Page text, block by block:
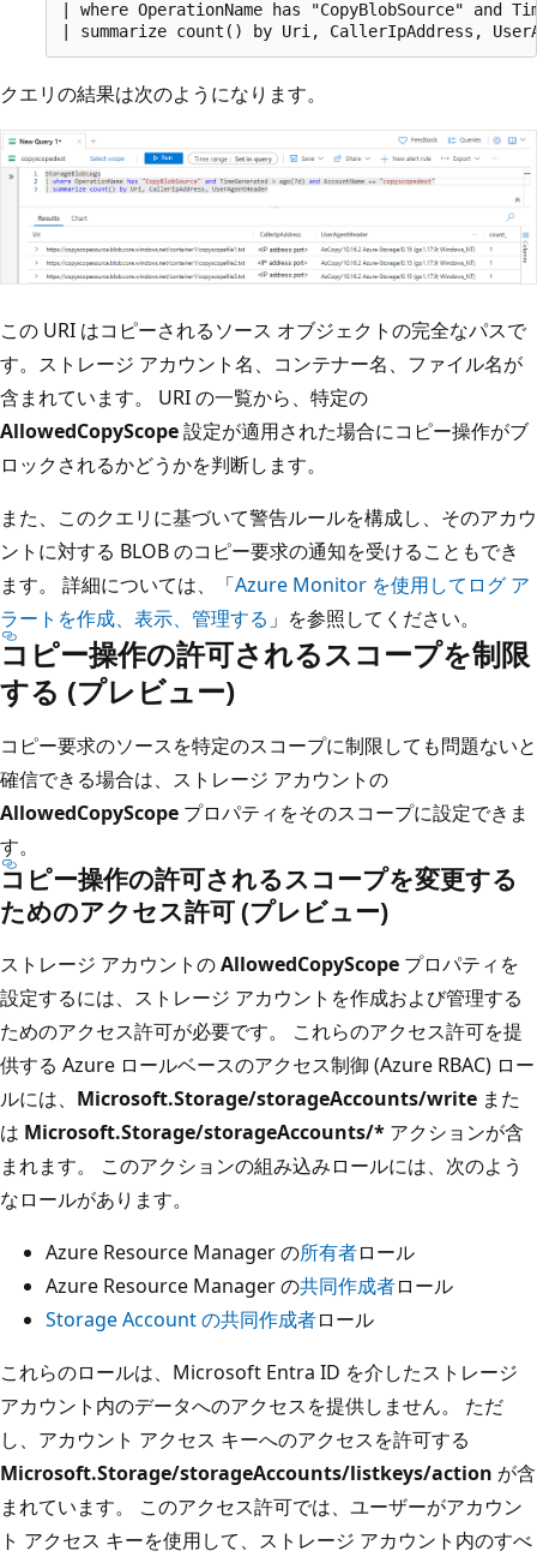
| where OperationName has "CopyBlobSource" and
クエリの結果は次のようになります。
この URI はコピーされるソース オブジェクトの完全なパスで
す。ストレージ アカウント名、コンテナー名、ファイル名が
含まれています。 URI の一覧から、特定の
AllowedCopyScope設定が適用された場合にコピー操作がブ
ロックされるかどうかを判断します。
また、このクエリに基づいて警告ルールを構成し、そのアカウ
ントに対する BLOB のコピー要求の通知を受けることもでき
ます。 詳細については、「Azure Monitor を使用してログ ア
ラートを作成、表示、管理する 」を参照してください。
コピー操作の許可されるスコープを制限
する (プレビュー)
コピー要求のソースを特定のスコープに制限しても問題ないと
確信できる場合は、ストレージ アカウントの
AllowedCopyScope プロパティをそのスコープに設定できま
す。
コピー操作の許可されるスコープを変更する
ためのアクセス許可 (プレビュー)
ストレージ アカウントのAllowedCopyScope プロパティを
設定するには、ストレージ アカウントを作成および管理する
ためのアクセス許可が必要です。 これらのアクセス許可を提
供する Azure ロールベースのアクセス制御 (Azure RBAC) ロー
ルには、 Microsoft.Storage/storageAccounts/write また
は Microsoft.Storage/storageAccounts/* アクションが含
まれます。 このアクションの組み込みロールには、次のよう
なロールがあります。
Azure Resource Manager の所有者ロール
Azure Resource Manager の共同作成者ロール
Storage Account の共同作成者ロール
これらのロールは、Microsoft Entra ID を介したストレージ
アカウント内のデータへのアクセスを提供しません。 ただ
し、アカウント アクセス キーへのアクセスを許可する
Microsoft.Storage/storageAccounts/listkeys/action が含
まれています。 このアクセス許可では、ユーザーがアカウン
ト アクセス キーを使用して、ストレージ アカウント内のすべ